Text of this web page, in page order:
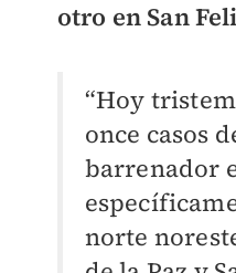
otro en San
“Hoy
once casos
barrenador
norte